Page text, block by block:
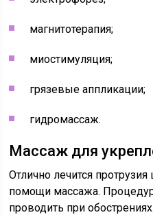
магнитотерапия;
миостимуляция;
грязевые аппликации;
гидромассаж.
Массаж для
Отлично лечится
помощи массажа.
проводить при